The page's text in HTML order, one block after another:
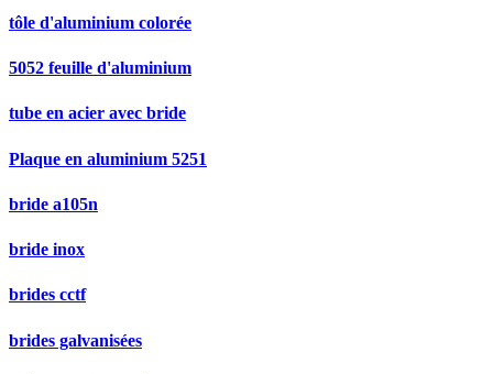
tôle d'aluminium colorée
5052 feuille d'aluminium
tube en acier avec bride
Plaque en aluminium 5251
bride a105n
bride inox
brides cctf
brides galvanisées